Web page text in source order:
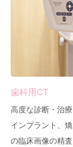
歯科用CT
高度な診断・治
インプラント、
の臨床画像の精